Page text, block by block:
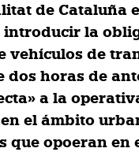
de
introducir la
vehículos de
dos horas de
a la
el ámbito
que opoeran en